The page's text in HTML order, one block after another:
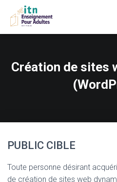
Création de sites
PUBLIC CIBLE
Toute personne désirant
de création de sites web